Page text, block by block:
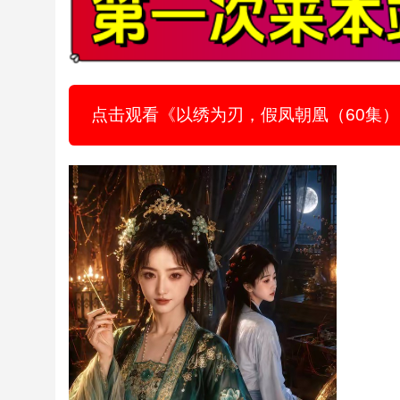
点击观看《以绣为刃，假凤朝凰（60集